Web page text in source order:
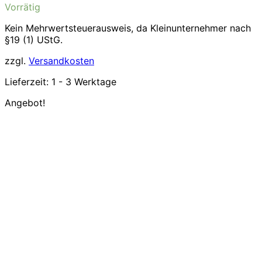
Vorrätig
Kein Mehrwertsteuerausweis, da Kleinunternehmer nach
§19 (1) UStG.
zzgl. Versandkosten
Lieferzeit: 1 - 3 Werktage
Angebot!